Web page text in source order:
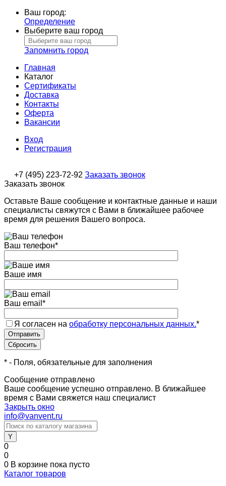
Ваш город:
Определение
Выберите ваш город
Запомнить город
Главная
Каталог
Сертификаты
Доставка
Контакты
Оферта
Вакансии
Вход
Регистрация
+7 (495) 223-72-92 Заказать звонок
Заказать звонок
Оставьте Ваше сообщение и контактные данные и наши
специалисты свяжутся с Вами в ближайшее рабочее
время для решения Вашего вопроса.
Ваш телефон*
Ваше имя
Ваш email *
Я согласен на обработку персональных данных.*
* - Поля, обязательные для заполнения
Сообщение отправлено
Ваше сообщение успешно отправлено. В ближайшее
время с Вами свяжется наш специалист
Закрыть окно
info@vanvent.ru
0
0
0 В корзине пока пусто
Каталог товаров